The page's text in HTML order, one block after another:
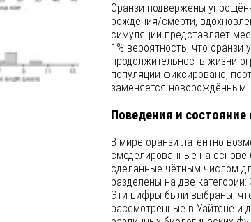
Оранзи подвержены
рождения/смерти,
симуляции представляет
1% вероятность, что
продолжительность жизни
популяции фиксировано,
заменяется новорождённым.
Поведения и состояние
В мире оранзи латентно
смоделированные на основе
сделанные чётным числом
разделены на две
Эти цифры были выбраны,
рассмотренные в Уайтене и